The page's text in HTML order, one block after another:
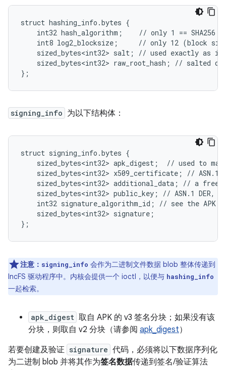
struct hashing_info.bytes {
int32 hash_algorithm;    // only 1 == SHA256
int8 log2_blocksize;     // only 12 (block size
sized_bytes<int32> salt; // used exactly as in
sized_bytes<int32> raw_root_hash; // salted
};
signing_info 为以下结构体：
struct signing_info.bytes {
sized_bytes<int32> apk_digest;  // used to
sized_bytes<int32> x509_certificate; // ASN.1
sized_bytes<int32> additional_data; // a
sized_bytes<int32> public_key; // ASN.1 DER,
int32 signature_algorithm_id; // see the APK
    sized_bytes<int32> signature;
};
注意： signing_info 会作为二进制文件数据 blob 整体传递到
IncFS 驱动程序中。内核会提供一个 ioctl，以便与 hashing_info
一起检索。
apk_digest 取自 APK 的 v3 签名分块；如果没有该
分块，则取自 v2 分块（请参阅 apk_digest）
若要创建及验证 signature 代码，必须将以下数据序列化
为二进制 blob 并将其作为签名数据传递到签名/验证算法